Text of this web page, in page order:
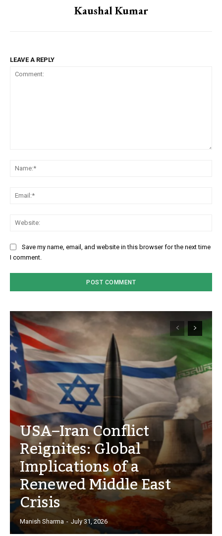
Kaushal Kumar
LEAVE A REPLY
Save my name, email, and website in this browser for the next time
I comment.
USA–Iran Conflict
Reignites: Global
Implications of a
Renewed Middle East
Crisis
Manish Sharma - July 31, 2026